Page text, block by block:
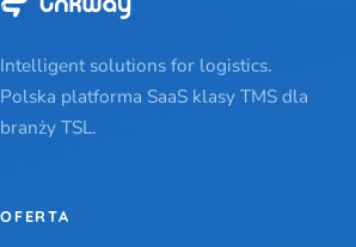
Intelligent solutions for logistics.
Polska platforma SaaS klasy TMS dla
branży TSL.
OFERTA